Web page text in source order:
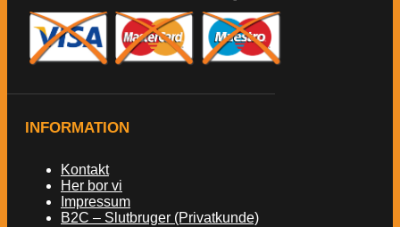
INFORMATION
Kontakt
Her bor vi
Impressum
B2C – Slutbruger (Privatkunde)